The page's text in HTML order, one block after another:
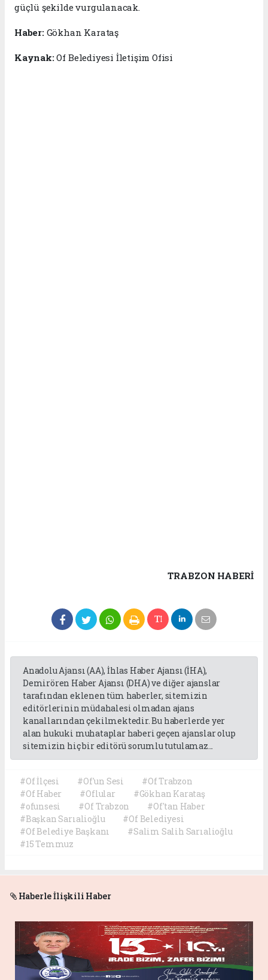
güçlü şekilde vurgulanacak.
Haber: Gökhan Karataş
Kaynak:Of Belediyesi İletişim Ofisi
TRABZON HABERİ
Anadolu Ajansı (AA), İhlas Haber Ajansı (İHA),
Demirören Haber Ajansı (DHA) ve diğer ajanslar
tarafından eklenen tüm haberler, sitemizin
editörlerinin müdahalesi olmadan ajans
kanallarından çekilmektedir. Bu haberlerde yer
alan hukuki muhataplar haberi geçen ajanslar olup
sitemizin hiç bir editörü sorumlu tutulamaz...
#Of İlçesi #Of'un Sesi
#Of Trabzon
#Of Haber
#Oflular
#Gökhan Karataş
#ofunsesi
#Of Trabzon
#Of'tan Haber
#Başkan Sarıalioğlu
#Of Belediyesi
#Of Belediye Başkanı
#Salim Salih Sarıalioğlu
#15 Temmuz
Haberle İlişkili Haber